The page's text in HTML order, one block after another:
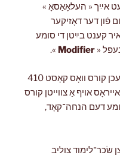
אײַך « העלאָאַסאָ »
פֿון דער דאָזיקער
קענט בײַטן די סומע
«
Modifier
».
אויב איר שרײַבט זיך אײַן אויף אַ יערלעכן קורס וואָס קאָסט 410
אייראָס, קריגט איר אַ הנחה פֿון 205 אייראָס אויף אַ צווייטן קורס
צו באַקומע דעם הנחה־קאָד,
שׂכר־לימוד צוליב